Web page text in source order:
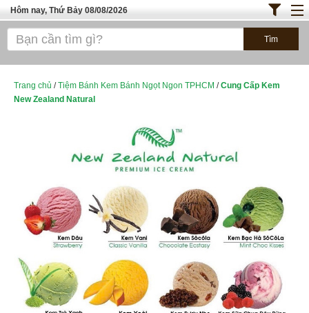
Hôm nay, Thứ Bảy 08/08/2026
Trang chủ
Bánh - Đồ Ăn Vặt
ĐỊA ĐIỂM ĂN UỐNG HÀ NỘI
Trang chủ /Tiệm Bánh Kem Bánh Ngọt Ngon TPHCM /Cung Cấp Kem
New Zealand Natural